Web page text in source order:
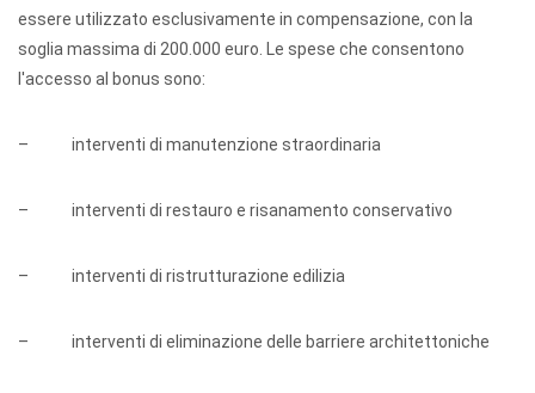
essere utilizzato esclusivamente in compensazione, con la
soglia massima di 200.000 euro. Le spese che consentono
l'accesso al bonus sono:
– interventi di manutenzione straordinaria
– interventi di restauro e risanamento conservativo
– interventi di ristrutturazione edilizia
– interventi di eliminazione delle barriere architettoniche